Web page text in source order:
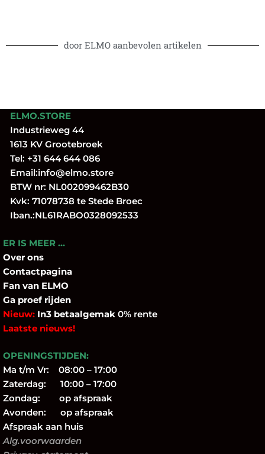
door ELMO aanbevolen artikelen
ELMO.STORE
Industrieweg 44
1613 KV Grootebroek
Tel: +31 644 644 086
Email:info@elmo.store
BTW nr: NL002099462B30
Kvk: 71078738 te Stede Broec
Iban.:NL61RABO0328092533
ER IS MEER …
Over ons
Contactpagina
Fan van ELMO
Ga proef rijden
Nieuw: In3 betaalgemak 0% rente
Laatste nieuws!
OPENINGSTIJDEN:
Ma t/m Vr: 08:00 – 17:00
Zaterdag: 10:00 – 17:00
Zondag: op afspraak
Avonden: op afspraak
Afspraak aan huis
Alg.voorwaarden